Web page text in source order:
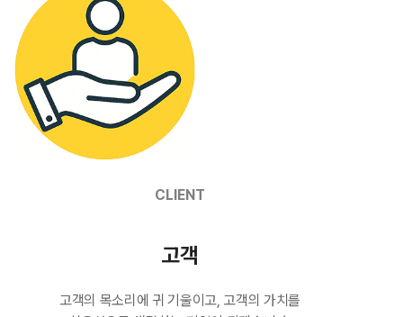
CLIENT
고객
고객의 목소리에 귀 기울이고, 고객의 가치를